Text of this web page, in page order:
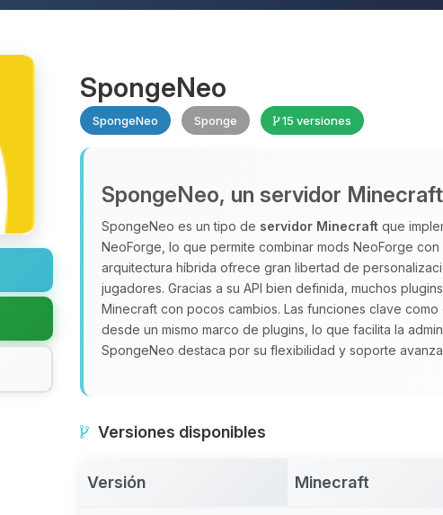
SpongeNeo
SpongeNeo Sponge 15 versiones
SpongeNeo, un servidor
SpongeNeo es un tipo de servidor Minecraft que
NeoForge, lo que permite combinar mods NeoForge
arquitectura híbrida ofrece gran libertad de
jugadores. Gracias a su API bien definida, muchos
Minecraft con pocos cambios. Las funciones clave
desde un mismo marco de plugins, lo que facilita la
SpongeNeo destaca por su flexibilidad y soporte
Versiones disponibles
Versión Minecraft